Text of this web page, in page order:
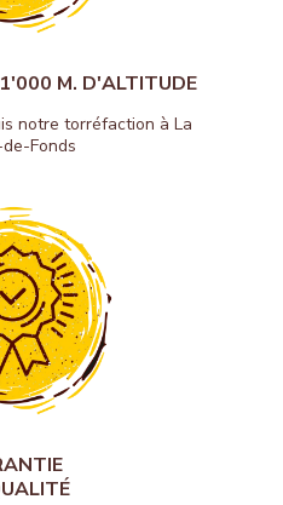
M. D'ALTITUDE
notre torréfaction à La
Fonds